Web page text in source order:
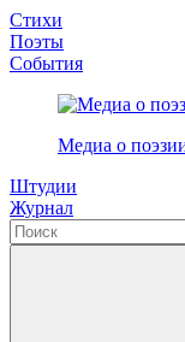
Стихи
Поэты
События
Медиа о
Штудии
Журнал